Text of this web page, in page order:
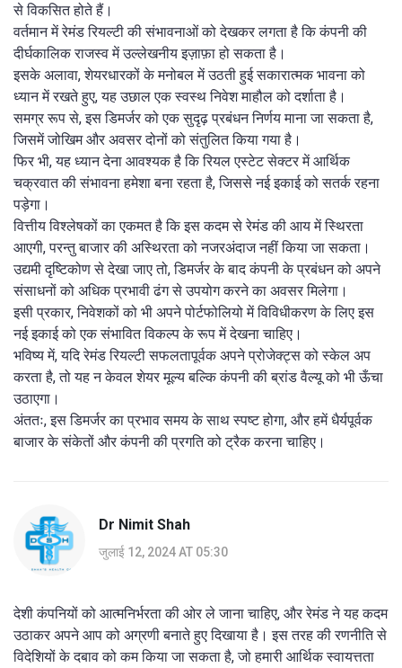
से विकसित होते हैं।
वर्तमान में रेमंड रियल्टी की संभावनाओं को देखकर लगता है कि कंपनी की
दीर्घकालिक राजस्व में उल्लेखनीय इज़ाफ़ा हो सकता है।
इसके अलावा, शेयरधारकों के मनोबल में उठती हुई सकारात्मक भावना को
ध्यान में रखते हुए, यह उछाल एक स्वस्थ निवेश माहौल को दर्शाता है।
समग्र रूप से, इस डिमर्जर को एक सुदृढ़ प्रबंधन निर्णय माना जा सकता है,
जिसमें जोखिम और अवसर दोनों को संतुलित किया गया है।
फिर भी, यह ध्यान देना आवश्यक है कि रियल एस्टेट सेक्टर में आर्थिक
चक्रवात की संभावना हमेशा बना रहता है, जिससे नई इकाई को सतर्क रहना
पड़ेगा।
वित्तीय विश्लेषकों का एकमत है कि इस कदम से रेमंड की आय में स्थिरता
आएगी, परन्तु बाजार की अस्थिरता को नजरअंदाज नहीं किया जा सकता।
उद्यमी दृष्टिकोण से देखा जाए तो, डिमर्जर के बाद कंपनी के प्रबंधन को अपने
संसाधनों को अधिक प्रभावी ढंग से उपयोग करने का अवसर मिलेगा।
इसी प्रकार, निवेशकों को भी अपने पोर्टफोलियो में विविधीकरण के लिए इस
नई इकाई को एक संभावित विकल्प के रूप में देखना चाहिए।
भविष्य में, यदि रेमंड रियल्टी सफलतापूर्वक अपने प्रोजेक्ट्स को स्केल अप
करता है, तो यह न केवल शेयर मूल्य बल्कि कंपनी की ब्रांड वैल्यू को भी ऊँचा
उठाएगा।
अंततः, इस डिमर्जर का प्रभाव समय के साथ स्पष्ट होगा, और हमें धैर्यपूर्वक
बाजार के संकेतों और कंपनी की प्रगति को ट्रैक करना चाहिए।
Dr Nimit Shah
जुलाई 12, 2024 AT 05:30
देशी कंपनियों को आत्मनिर्भरता की ओर ले जाना चाहिए, और रेमंड ने यह कदम
उठाकर अपने आप को अग्रणी बनाते हुए दिखाया है। इस तरह की रणनीति से
विदेशियों के दबाव को कम किया जा सकता है, जो हमारी आर्थिक स्वायत्तता